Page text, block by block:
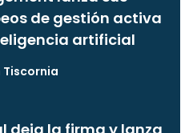
de gestión activa
artificial
Tiscornia